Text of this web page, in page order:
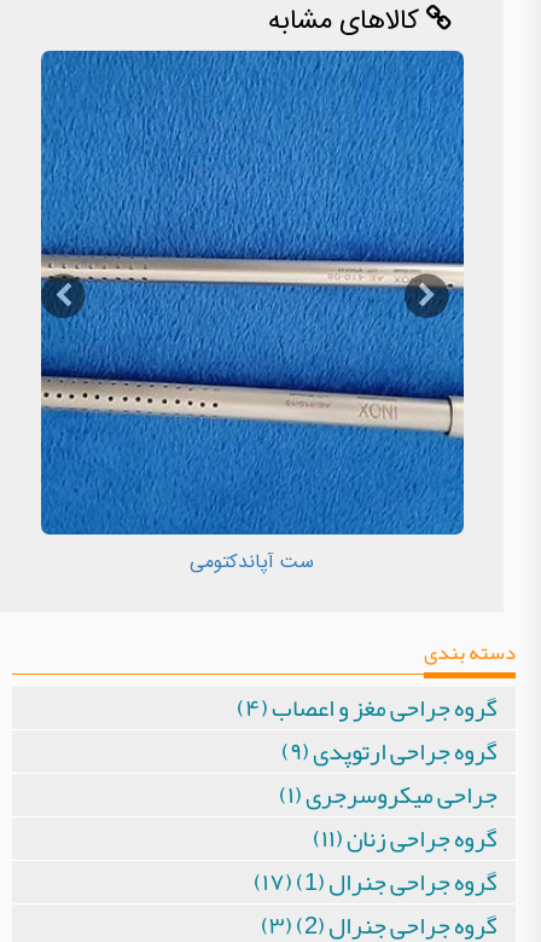
کالاهای مشابه
ست آپاندکتومی
دسته بندی
گروه جراحی مغز و اعصاب (۴)
گروه جراحی ارتوپدی (۹)
جراحی میکروسرجری (۱)
گروه جراحی زنان (۱۱)
گروه جراحی جنرال (1) (۱۷)
گروه جراحی جنرال (2) (۳)